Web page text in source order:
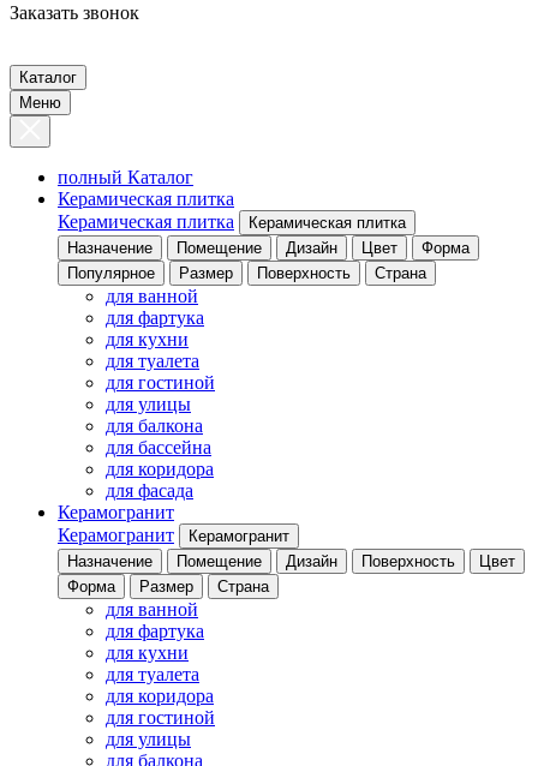
Заказать звонок
Каталог
Меню
полный Каталог
Керамическая плитка
Керамическая плитка
Керамическая плитка
Назначение
Помещение Дизайн Цвет
Форма
Популярное
Размер Поверхность Страна
для ванной
для фартука
для кухни
для туалета
для гостиной
для улицы
для балкона
для бассейна
для коридора
для фасада
Керамогранит
Керамогранит
Керамогранит
Назначение
Помещение Дизайн Поверхность
Цвет
Форма
Размер Страна
для ванной
для фартука
для кухни
для туалета
для коридора
для гостиной
для улицы
для балкона